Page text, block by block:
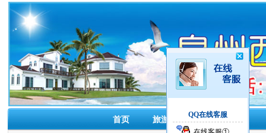
QQ在线客服
首页 旅游线路 酒店预订